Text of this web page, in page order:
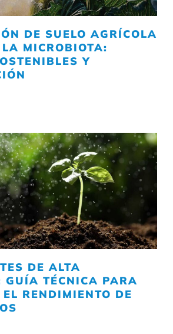
DE SUELO AGRÍCOLA
MICROBIOTA:
Y
DE ALTA
GUÍA TÉCNICA PARA
RENDIMIENTO DE